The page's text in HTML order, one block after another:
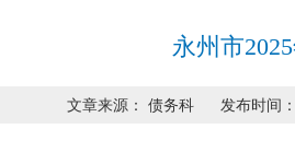
永州市
文章来源： 债务科 发布时间